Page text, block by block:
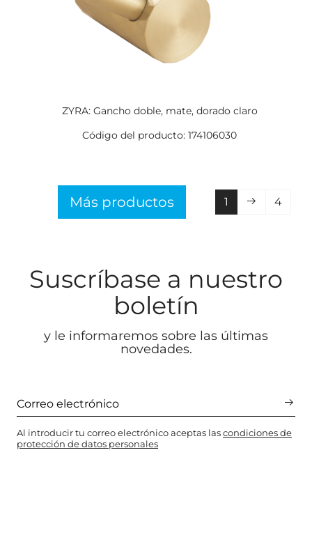
ZYRA: Gancho doble, mate, dorado claro
Código del producto: 174106030
Más productos 1 4
Suscríbase a nuestro
boletín
y le informaremos sobre las últimas
novedades.
Al introducir tu correo electrónico aceptas lascondiciones de
protección de datos personales